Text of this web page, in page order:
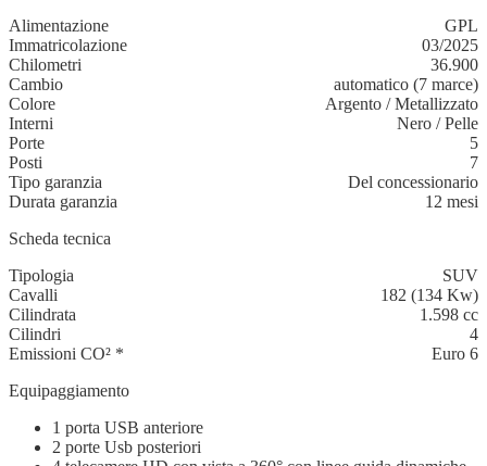
Alimentazione
GPL
Immatricolazione
03/2025
Chilometri
36.900
Cambio
automatico (7 marce)
Colore
Argento /Metallizzato
Interni
Nero /Pelle
Porte
5
Posti
7
Tipo garanzia
Del concessionario
Durata garanzia
12 mesi
Scheda tecnica
Tipologia
SUV
Cavalli
182 (134 Kw)
Cilindrata
1.598 cc
Cilindri
4
Emissioni CO² *
Euro 6
Equipaggiamento
1 porta USB anteriore
2 porte Usb posteriori